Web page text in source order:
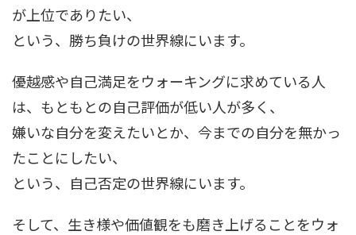
が上位でありたい、
という、勝ち負けの世界線にいます。
優越感や自己満足をウォーキングに求めている人
は、もともとの自己評価が低い人が多く、
嫌いな自分を変えたいとか、今までの自分を無かっ
たことにしたい、
という、自己否定の世界線にいます。
そして、生き様や価値観をも磨き上げることをウォ